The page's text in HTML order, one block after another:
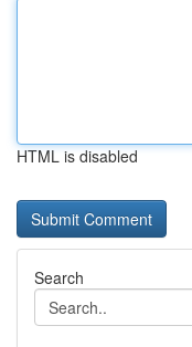
HTML is disabled
Search